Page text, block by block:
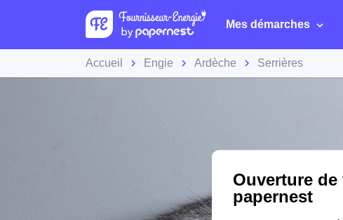
Mes démarches
Accueil Engie Ardèche Serrières